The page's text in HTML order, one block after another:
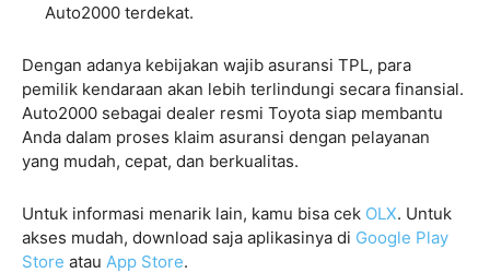
Auto2000 terdekat.
Dengan adanya kebijakan wajib asuransi TPL, para
pemilik kendaraan akan lebih terlindungi secara finansial.
Auto2000 sebagai dealer resmi Toyota siap membantu
Anda dalam proses klaim asuransi dengan pelayanan
yang mudah, cepat, dan berkualitas.
Untuk informasi menarik lain, kamu bisa cek OLX. Untuk
akses mudah, download saja aplikasinya di Google Play
Store atau App Store.